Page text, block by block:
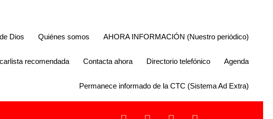
Dios Quiénes somos AHORA INFORMACIÓN (Nuestro periódico)
recomendada Contacta ahora Directorio telefónico Agenda
Permanece informado de la CTC (Sistema Ad Extra)